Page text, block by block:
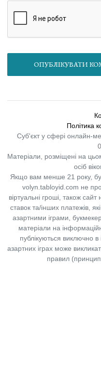
Політика
Суб'єкт у сфері онлайн-
Матеріали, розміщені на
осіб
Якщо вам менше 21 року,
volyn.tabloyid.com не
віртуальні гроші, також
ставок та/інших платежів,
азартними іграми,
матеріали на
публікуються виключно
азартних іграх може
правил